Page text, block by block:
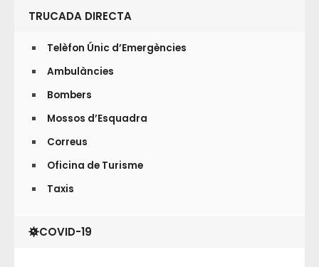
TRUCADA DIRECTA
Telèfon Únic d’Emergències
Ambulàncies
Bombers
Mossos d’Esquadra
Correus
Oficina de Turisme
Taxis
COVID-19